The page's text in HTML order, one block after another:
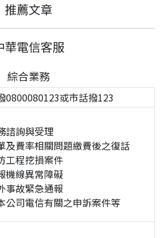
推薦文章
華電信客服
綜合業務
0800080123或市話撥123
諮詢與受理
及費率相關問題繳費後之復話
工程挖損案件
機線異常障礙
事故緊急通報
公司電信有關之申訴案件等